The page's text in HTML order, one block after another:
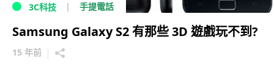
3C科技 手提電話
Samsung Galaxy S2 有那些 3D 遊戲玩不到?
15 年前